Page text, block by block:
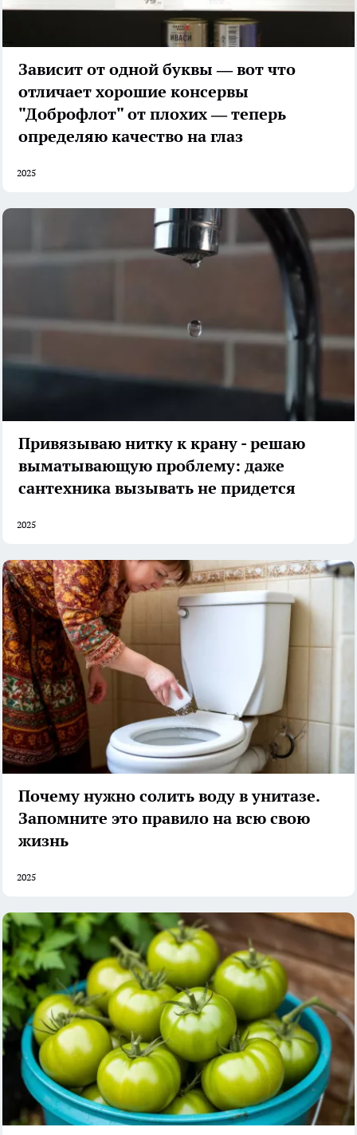
Зависит от одной буквы — вот что
отличает хорошие консервы
"Доброфлот" от плохих — теперь
определяю качество на глаз
2025
Привязываю нитку к крану - решаю
выматывающую проблему: даже
сантехника вызывать не придется
2025
Почему нужно солить воду в унитазе.
Запомните это правило на всю свою
жизнь
2025